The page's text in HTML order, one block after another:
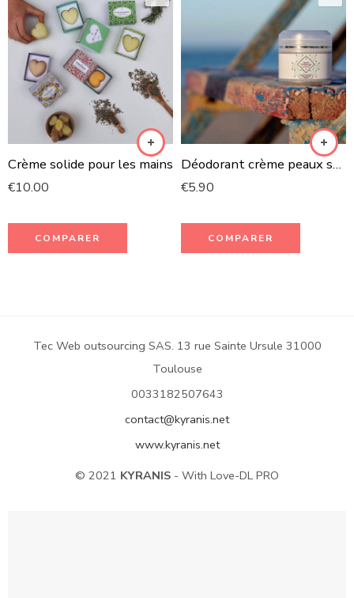
Crème solide pour les mains
€10.00
COMPARER
Déodorant crème peaux sensibles Neutre
€5.90
COMPARER
Tec Web outsourcing SAS. 13 rue Sainte Ursule 31000
Toulouse
0033182507643
contact@kyranis.net
www.kyranis.net
© 2021 KYRANIS - With Love-DL PRO